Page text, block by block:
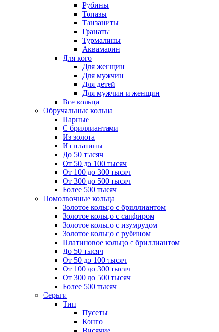
Рубины
Топазы
Танзаниты
Гранаты
Турмалины
Аквамарин
Для кого
Для женщин
Для мужчин
Для детей
Для мужчин и женщин
Все кольца
Обручальные кольца
Парные
С бриллиантами
Из золота
Из платины
До 50 тысяч
От 50 до 100 тысяч
От 100 до 300 тысяч
От 300 до 500 тысяч
Более 500 тысяч
Помолвочные кольца
Золотое кольцо с бриллиантом
Золотое кольцо с сапфиром
Золотое кольцо с изумрудом
Золотое кольцо с рубином
Платиновое кольцо с бриллиантом
До 50 тысяч
От 50 до 100 тысяч
От 100 до 300 тысяч
От 300 до 500 тысяч
Более 500 тысяч
Серьги
Тип
Пусеты
Конго
Висячие